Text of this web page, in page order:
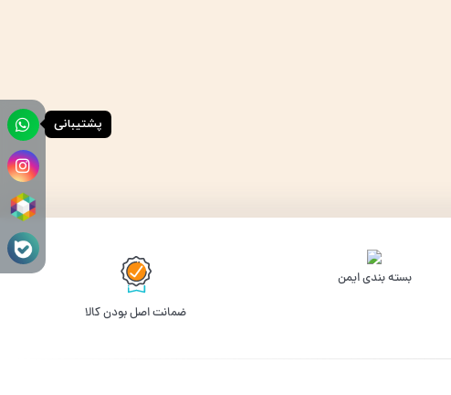
پشتیبانی
بسته بندی ایمن
ﺿﻤﺎﻧﺖ اﺻﻞ ﺑﻮدن ﮐﺎﻟﺎ